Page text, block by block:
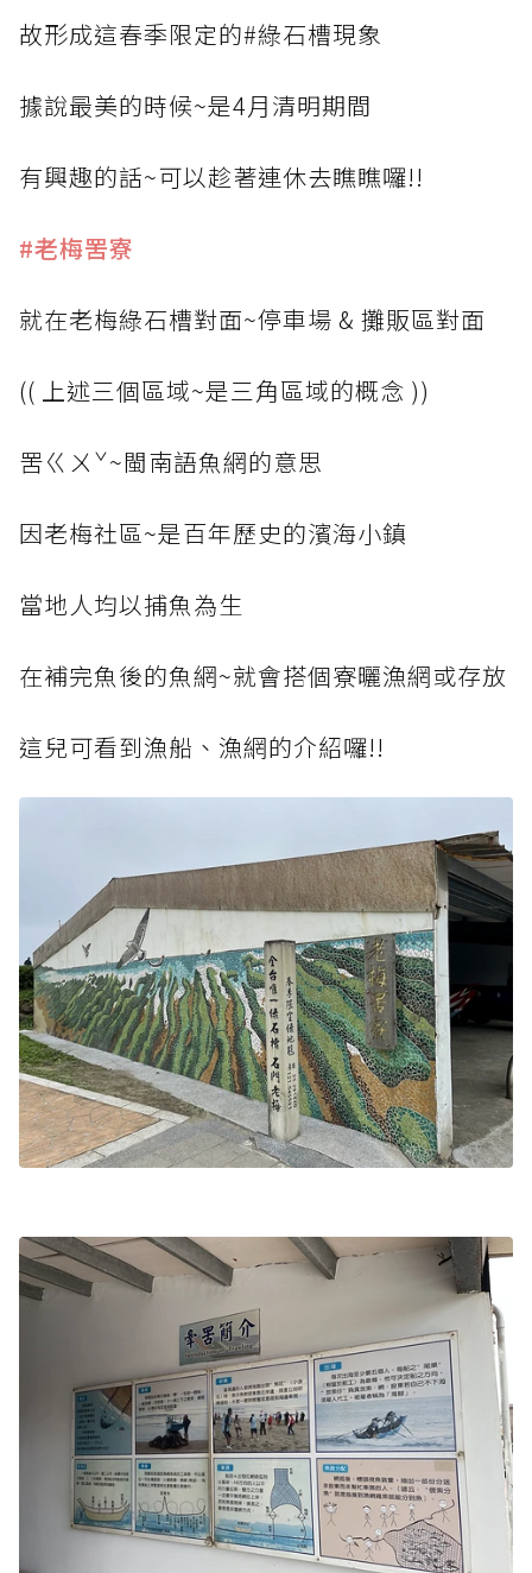
故形成這春季限定的#綠石槽現象
據說最美的時候~是4月清明期間
有興趣的話~可以趁著連休去瞧瞧囉!!
#老梅罟寮
就在老梅綠石槽對面~停車場 & 攤販區對面
(( 上述三個區域~是三角區域的概念 ))
罟ㄍㄨˇ~閩南語魚網的意思
因老梅社區~是百年歷史的濱海小鎮
當地人均以捕魚為生
在補完魚後的魚網~就會搭個寮曬漁網或存放
這兒可看到漁船、漁網的介紹囉!!